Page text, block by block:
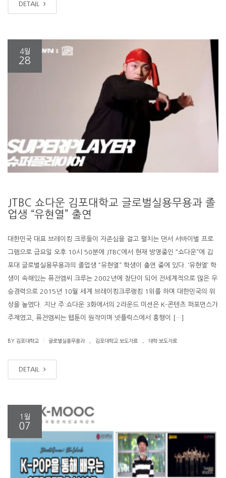
DETAIL
4월
28
JTBC 쇼다운 김포대학교 글로벌실용무용과 졸
업생 “유현열” 출연
대한민국 대표 브레이킹 크루들이 자존심을 걸고 펼치는 댄서 서바이벌 프로
그램으로 금요일 오후 10시 50분에 JTBC에서 현재 방영중인 “쇼다운”에 김
포대 글로벌실용무용과의 졸업생 “유현열” 학생이 출연 중에 있다. ‘유현열’ 학
생이 속해있는 퓨전엠씨 크루는 2002년에 창단이 되어 전세계적으로 많은 우
승경력으로 2015년 10월 세계 브레이킹크루랭킹 1위를 하며 대한민국의 위
상을 높였다. 지난 주 쇼다운 3화에서의 2라운드 미션은 K-콘텐츠 퍼포먼스가
주제였고, 퓨전엠씨는 웹툰이 원작이며 넷플릭스에서 흥행이 […]
BY 김포대학교 글로벌실용무용과 김포대학교 보도자료 대학 보도자료
DETAIL
1월
07